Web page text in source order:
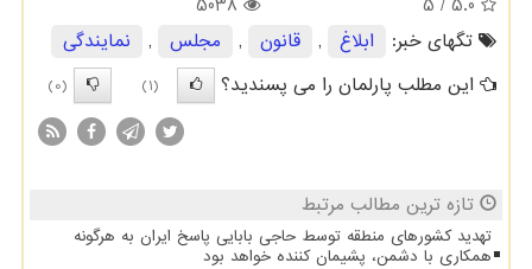
تگهای خبر:
ابلاغ , قانون , مجلس ,
نمایندگی
این مطلب پارلمان را می پسندید؟
(1)
(0)
تازه ترین مطالب مرتبط
تهدید کشورهای منطقه توسط حاجی بابایی پاسخ ایران به هرگونه
همکاری با دشمن، پشیمان کننده خواهد بود